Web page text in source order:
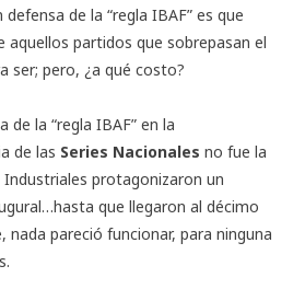
de la “regla IBAF” es que
aquellos partidos que sobrepasan el
ser; pero, ¿a qué costo?
de la “regla IBAF” en la
de las Series Nacionales no fue la
Industriales protagonizaron un
que llegaron al décimo
nada pareció funcionar, para ninguna